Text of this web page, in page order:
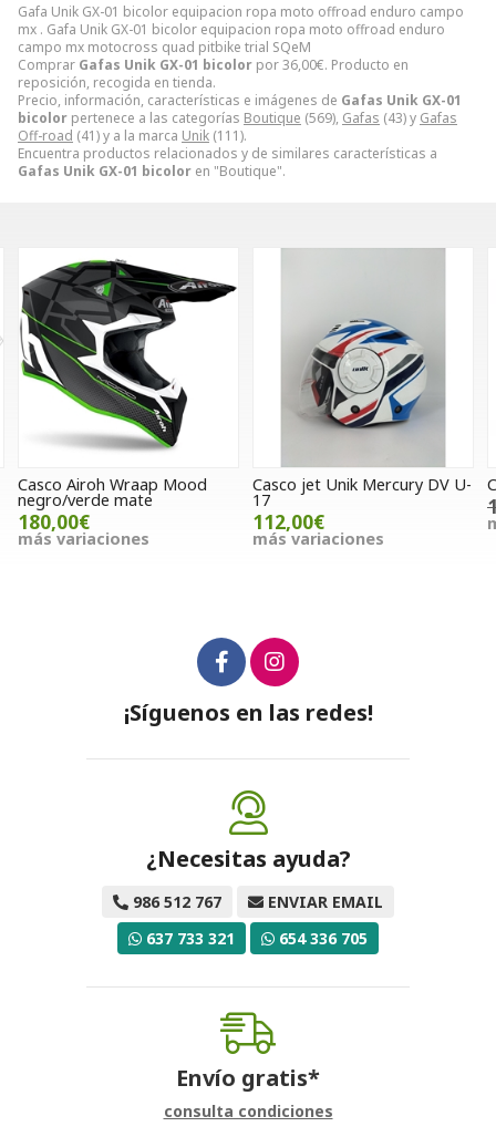
Gafa Unik GX-01 bicolor equipacion ropa moto offroad enduro campo
mx . Gafa Unik GX-01 bicolor equipacion ropa moto offroad enduro
campo mx motocross quad pitbike trial SQeM
Comprar Gafas Unik GX-01 bicolor por36,00€. Producto en
reposición, recogida en tienda.
Precio, información, características e imágenes de Gafas Unik GX-01
bicolor pertenece a las categorías Boutique (569), Gafas (43) y Gafas
Off-road (41) y a la marca Unik (111).
Encuentra productos relacionados y de similares características a
Gafas Unik GX-01 bicolor en "Boutique".
Casco jet Unik Mercury DV U-
17
112,00€
más variaciones
Chaqueta Hebo Baggy
más variaciones
¡Síguenos en las redes!
¿Necesitas ayuda?
986 512 767
ENVIAR EMAIL
637 733 321
654 336 705
Envío gratis*
consulta condiciones